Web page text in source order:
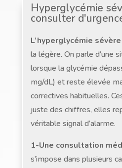
Hyperglycémie
consulter
L’hyperglycémie sévère
la légère. On parle d’une
lorsque la glycémie
mg/dL) et reste élevée
correctives habituelles.
juste des chiffres, elles
véritable signal d’alarme.
1-Une consultation
s’impose dans plusieurs